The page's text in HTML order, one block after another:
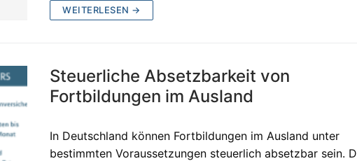
WEITERLESEN →
Steuerliche Absetzbarkeit von
Fortbildungen im Ausland
In Deutschland können Fortbildungen im Ausland unter
bestimmten Voraussetzungen steuerlich absetzbar sein.